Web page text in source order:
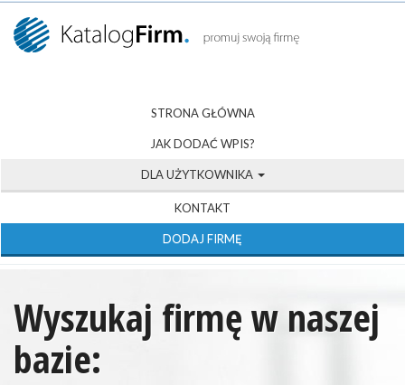
STRONA GŁÓWNA
JAK DODAĆ WPIS?
DLA UŻYTKOWNIKA
KONTAKT
DODAJ FIRMĘ
Wyszukaj firmę w naszej
bazie: